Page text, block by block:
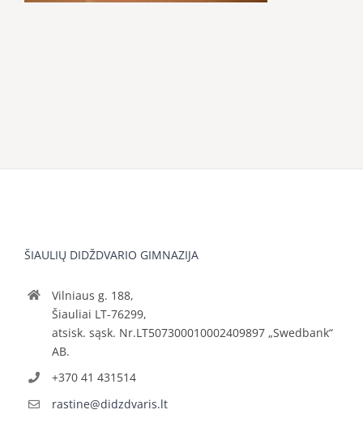
ŠIAULIŲ DIDŽDVARIO GIMNAZIJA
Vilniaus g. 188,
Šiauliai LT-76299,
atsisk. sąsk. Nr.LT507300010002409897 „Swedbank“
AB.
+370 41 431514
rastine@didzdvaris.lt